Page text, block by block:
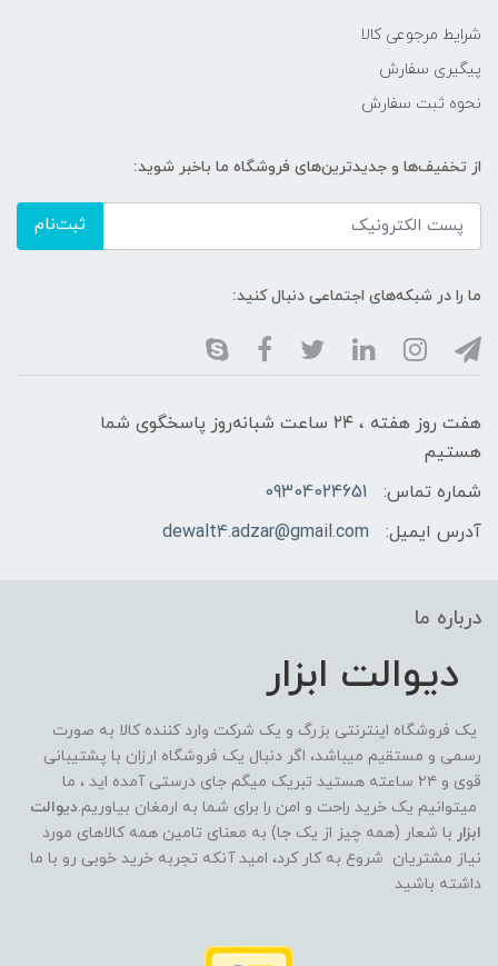
شرایط مرجوعی کالا
پیگیری سفارش
نحوه ثبت سفارش
از تخفیف‌ها و جدیدترین‌های فروشگاه ما باخبر شوید:
ثبت‌نام
ما را در شبکه‌های اجتماعی دنبال کنید:
هفت روز هفته ، ۲۴ ساعت شبانه‌روز پاسخگوی شما
هستیم
شماره تماس:
09304024651
آدرس ایمیل:
dewalt4.adzar@gmail.com
درباره ما
دیوالت ابزار
یک فروشگاه اینترنتی بزرگ و یک شرکت وارد کننده کالا به صورت
رسمی و مستقیم میباشد، اگر دنبال یک فروشگاه ارزان با پشتیبانی
قوی و ۲۴ ساعته هستید تبریک میگم جای درستی آمده اید ، ما
میتوانیم یک خرید راحت و امن را برای شما به ارمغان بیاوریم.دیوالت
ابزار با شعار (همه چیز از یک جا) به معنای تامین همه کالاهای مورد
نیاز مشتریان شروع به کار کرد، امید آنکه تجربه خرید خوبی رو با ما
داشته باشید